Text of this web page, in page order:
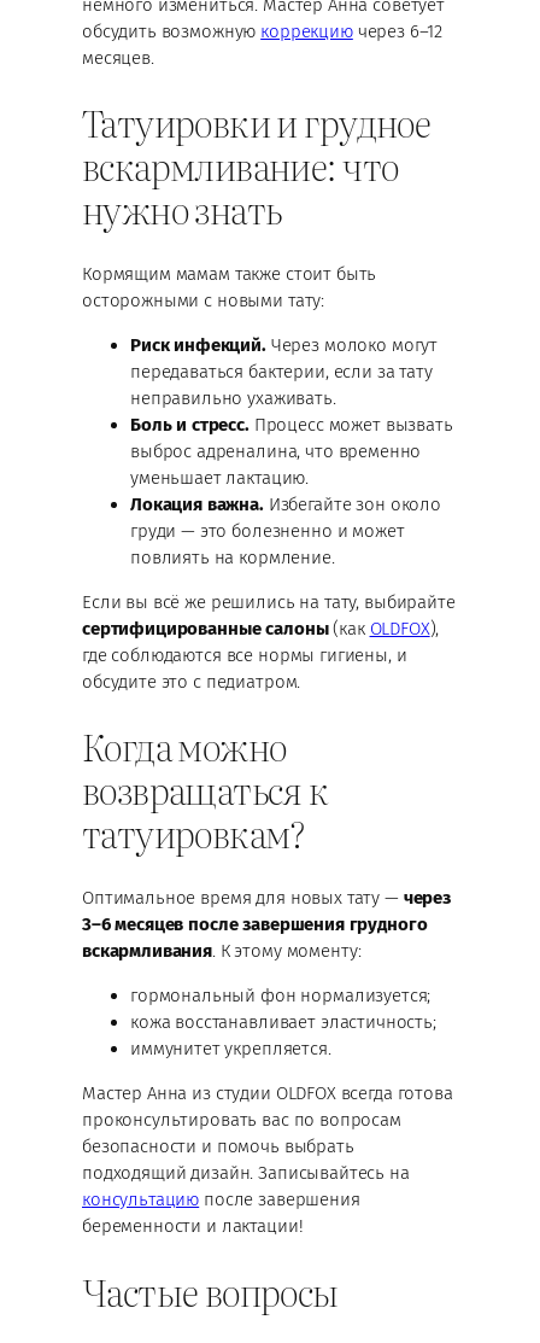
немного измениться. Мастер Анна советует
обсудить возможную коррекциючерез 6–12
месяцев.
Татуировки и грудное
вскармливание: что
нужно знать
Кормящим мамам также стоит быть
осторожными с новыми тату:
Риск инфекций.Через молоко могут
передаваться бактерии, если за тату
неправильно ухаживать.
Боль и стресс.Процесс может вызвать
выброс адреналина, что временно
уменьшает лактацию.
Локация важна.Избегайте зон около
груди — это болезненно и может
повлиять на кормление.
Если вы всё же решились на тату, выбирайте
сертифицированные салоны(как OLDFOX),
где соблюдаются все нормы гигиены, и
обсудите это с педиатром.
Когда можно
возвращаться к
татуировкам?
Оптимальное время для новых тату — через
3–6 месяцев после завершения грудного
вскармливания. К этому моменту:
гормональный фон нормализуется;
кожа восстанавливает эластичность;
иммунитет укрепляется.
Мастер Анна из студии OLDFOX всегда готова
проконсультировать вас по вопросам
безопасности и помочь выбрать
подходящий дизайн. Записывайтесь на
консультацию после завершения
беременности и лактации!
Частые вопросы